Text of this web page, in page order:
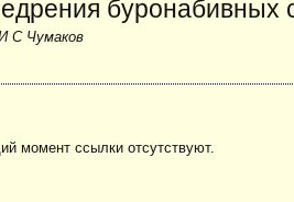
буронабивных
С Чумаков
момент ссылки отсутствуют.